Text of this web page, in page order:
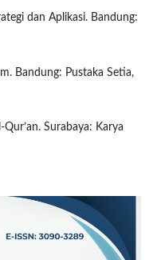
dan Aplikasi. Bandung:
Bandung: Pustaka Setia,
Surabaya: Karya